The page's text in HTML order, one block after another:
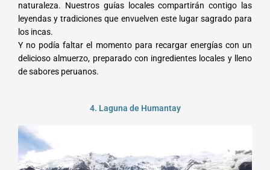
naturaleza. Nuestros guías locales compartirán contigo las
leyendas y tradiciones que envuelven este lugar sagrado para
los incas.
Y no podía faltar el momento para recargar energías con un
delicioso almuerzo, preparado con ingredientes locales y lleno
de sabores peruanos.
4. Laguna de Humantay